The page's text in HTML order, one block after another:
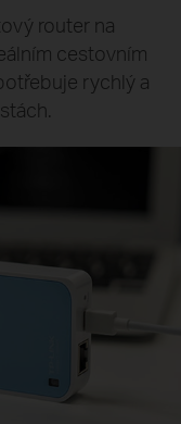
router na
cestovním
rychlý a